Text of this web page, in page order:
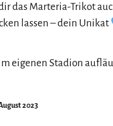
das Marteria-Trikot
lassen – dein Unikat
eigenen Stadion
2023